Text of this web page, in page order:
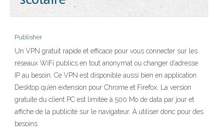
Publisher
Un VPN gratuit rapide et efficace pour vous connecter sur les
réseaux WiFi publics en tout anonymat ou changer d’adresse
IP au besoin. Ce VPN est disponible aussi bien en application
Desktop qu’en extension pour Chrome et Firefox. La version
gratuite du client PC est limitée à 500 Mo de data par jour et
affiche de la publicité sur le navigateur. À utiliser donc pour des
besoins